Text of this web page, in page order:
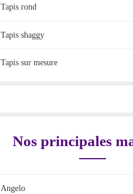
Tapis rond
Tapis shaggy
Tapis sur mesure
Nos principales
Angelo